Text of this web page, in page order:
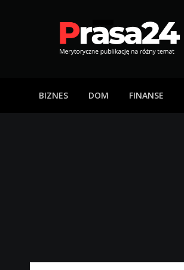
BIZNES DOM FINANSE